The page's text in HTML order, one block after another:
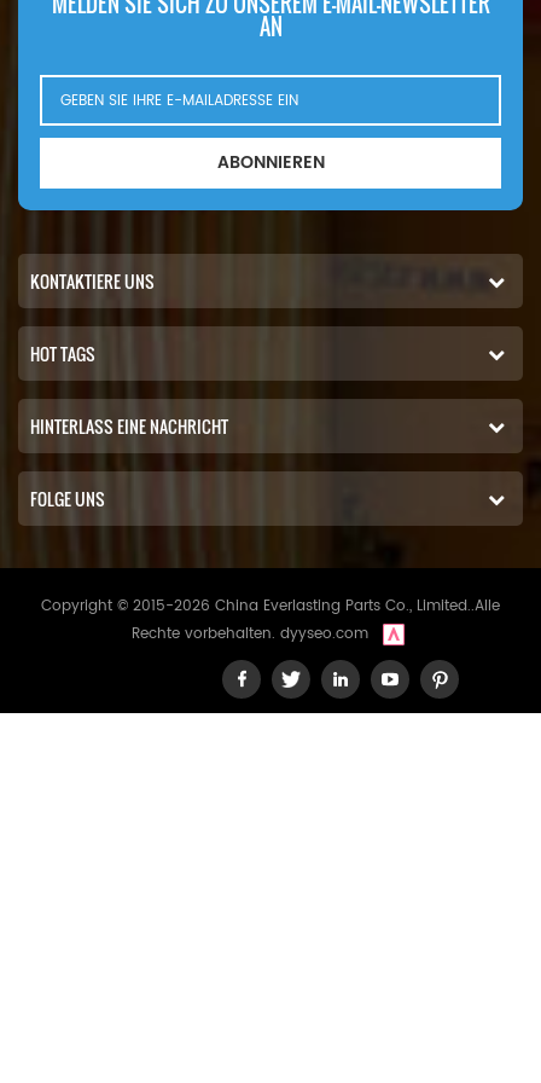
AN
ABONNIEREN
KONTAKTIERE UNS
HOT TAGS
HINTERLASS EINE NACHRICHT
FOLGE UNS
Copyright © 2015-2026 China Everlasting Parts Co., Limited..Alle
Rechte vorbehalten. dyyseo.com